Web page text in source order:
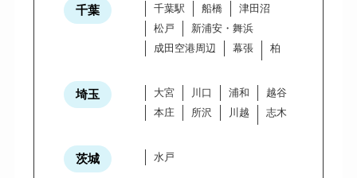
千葉 千葉駅 船橋
津田沼
松戸
新浦安・舞浜
成田空港周辺
幕張 柏
埼玉 大宮 川口 浦和
越谷
本庄
所沢 川越 志木
茨城 水戸